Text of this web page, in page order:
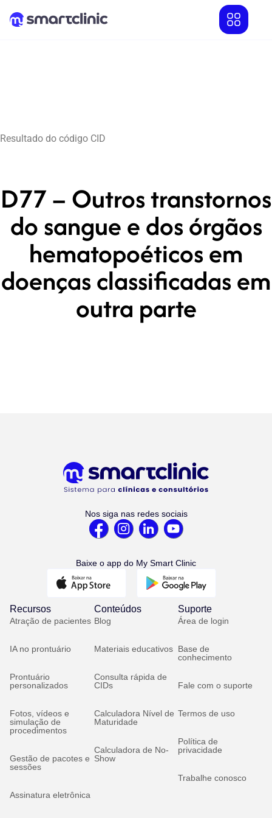
Resultado do código CID
D77 – Outros transtornos
do sangue e dos órgãos
hematopoéticos em
doenças classificadas em
outra parte
Nos siga nas redes sociais
Baixe o app do My Smart Clinic
Recursos
Atração de pacientes
IA no prontuário
Prontuário
personalizados
Fotos, vídeos e
simulação de
procedimentos
Gestão de pacotes e
sessões
Assinatura eletrônica
Conteúdos
Blog
Materiais educativos
Consulta rápida de
CIDs
Calculadora Nível de
Maturidade
Calculadora de No-
Show
Suporte
Área de login
Base de
conhecimento
Fale com o suporte
Termos de uso
Política de
privacidade
Trabalhe conosco